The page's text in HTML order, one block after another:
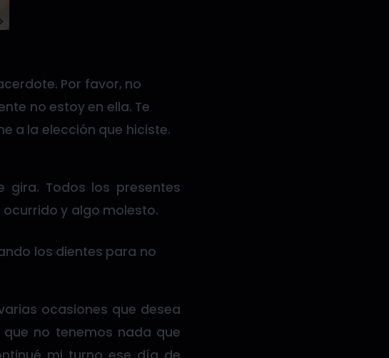
Por favor, no
no estoy en ella. Te
a la elección que hiciste.
Todos los presentes
y algo molesto.
los dientes para no
ocasiones que desea
no tenemos nada que